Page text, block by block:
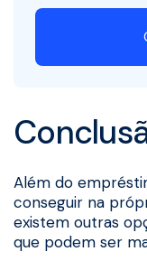
Além do
conseguir na
existem outras
que podem ser